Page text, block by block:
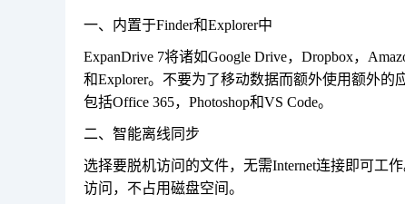
一、内置于Finder和Explorer中
ExpanDrive 7将诸如Google Drive，Dropbox，
和Explorer。不要为了移动数据而额外使用额外的
包括Office 365，Photoshop和VS Code。
二、智能离线同步
选择要脱机访问的文件，无需Internet连接即可工
访问，不占用磁盘空间。